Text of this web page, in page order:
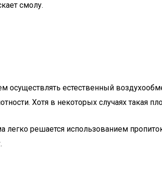
смолу.
осуществлять естественный
Хотя в некоторых случаях такая
легко решается использованием